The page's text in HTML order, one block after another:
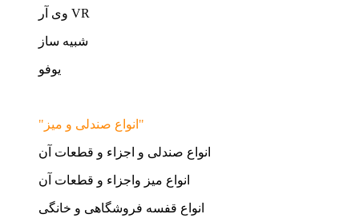
وی آر VR
شبیه ساز
یوفو
"انواع صندلی و میز"
انواع صندلی و اجزاء و قطعات آن
انواع میز واجزاء و قطعات آن
انواع قفسه فروشگاهی و خانگی